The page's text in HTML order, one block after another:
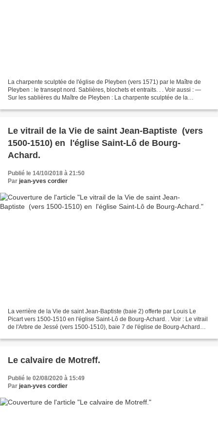
La charpente sculptée de l'église de Pleyben (vers 1571) par le Maître de
Pleyben : le transept nord. Sablières, blochets et entraits. . . Voir aussi : —
Sur les sablières du Maître de Pleyben : La charpente sculptée de la
Le vitrail de la Vie de saint Jean-Baptiste (vers
1500-1510) en l'église Saint-Lô de Bourg-
Achard.
Publié le 14/10/2018 à 21:50
Par jean-yves cordier
La verrière de la Vie de saint Jean-Baptiste (baie 2) offerte par Louis Le
Picart vers 1500-1510 en l'église Saint-Lô de Bourg-Achard. . Voir : Le vitrail
de l'Arbre de Jessé (vers 1500-1510), baie 7 de l'église de Bourg-Achard
Le calvaire de Motreff.
Publié le 02/08/2020 à 15:49
Par jean-yves cordier